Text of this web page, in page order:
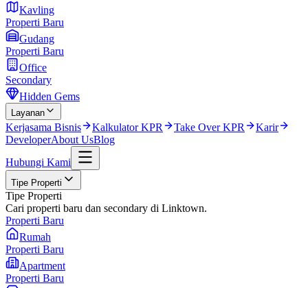
Kavling
Properti Baru
Gudang
Properti Baru
Office
Secondary
Hidden Gems
Layanan
Kerjasama Bisnis Kalkulator KPR Take Over KPR
Karir
DeveloperAbout UsBlog
Hubungi Kami
Tipe Properti
Tipe Properti
Cari properti baru dan secondary di Linktown.
Properti Baru
Rumah
Properti Baru
Apartment
Properti Baru